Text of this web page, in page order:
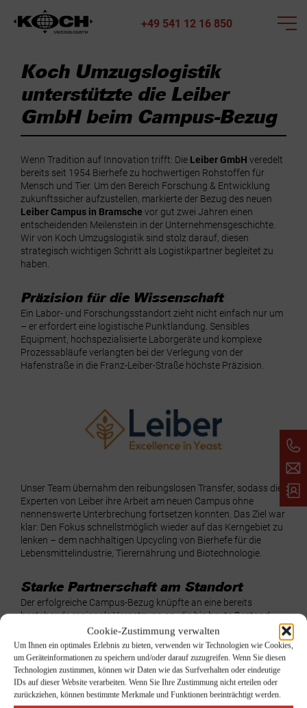
Cookie-Zustimmung verwalten
Um Ihnen ein optimales Erlebnis zu bieten, verwenden wir Technologien wie Cookies,
um Geräteinformationen zu speichern und/oder darauf zuzugreifen. Wenn Sie diesen
Technologien zustimmen, können wir Daten wie das Surfverhalten oder eindeutige
IDs auf dieser Website verarbeiten. Wenn Sie Ihre Zustimmung nicht erteilen oder
zurückziehen, können bestimmte Merkmale und Funktionen beeinträchtigt werden.
+49 541 12 16 850
Koch Umzugslogistik
unterstützte die Leiber
GmbH beim Campus-Bezug
Wenn Tradition auf Innovation trifft: Die Leiber GmbH veredelt
bereits seit 1954 Bierhefe zu hochwertigen Rohstoffen für
Mensch und Tier. Um den Bereich Forschung & Entwicklung
zukunftssicher aufzustellen, markierte der Bezug des neuen
Leiber Campus in Bramsche vor gut zwei Jahren einen
entscheidenden Meilenstein in der Unternehmensgeschichte.
Wir von Koch Umzugslogistik sind stolz darauf, diesen
strategisch wichtigen Schritt als Logistikpartner begleitet zu
haben.
Präzision für die Wissenschaft
Ein Labor- und Forschungsstandort zieht nicht einfach nur um
– er erfordert eine logistische Punktlandung. Sensibles
Equipment, hochspezialisierte Laborgeräte und komplexe
Prozessabläufe verlangten bei der Verlegung von der
Hafenstraße in die Franz-Leiber-Straße höchste Präzision.
Unser Team übernahm den reibungslosen Transfer, sodass die
Experten von Leiber ihre Arbeit am neuen Campus ohne
nennenswerte Unterbrechung fortsetzen konnten. Das Ziel war
klar: Den Fokus schnellstmöglich wieder auf das Kerngebiet zu
lenken – dem nachhaltigen Upcycling von Bierhefe für die
Lebensmittelindustrie, Tierernährung und Biotechnologie.
Starke Partnerschaft am Standort
Der erfolgreiche Campus-Bezug knüpfte an eine bereits
bestehende regionale Vernetzung an, die bis heute Bestand
hat. Während Leiber von Bramsche aus Kunden weltweit
beliefert, sorgen wir im Hintergrund für die notwendige
logistische Stabilität.
Projektlogistik:Erfolgreiche Standortverlegung von
Forschung & Entwicklung.